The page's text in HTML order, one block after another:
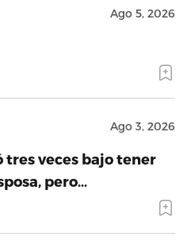
Ago 5, 2026
Ago 3, 2026
tres veces bajo tener
pero…